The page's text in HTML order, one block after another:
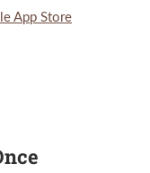
App Store